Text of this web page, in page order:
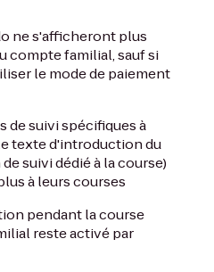
ne s'afficheront plus
compte familial, sauf si
le mode de paiement
suivi spécifiques à
texte d'introduction du
suivi dédié à la course)
à leurs courses
pendant la course
reste activé par